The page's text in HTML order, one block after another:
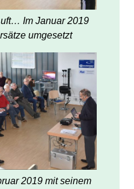
Im Januar 2019
umgesetzt
2019 mit seinem